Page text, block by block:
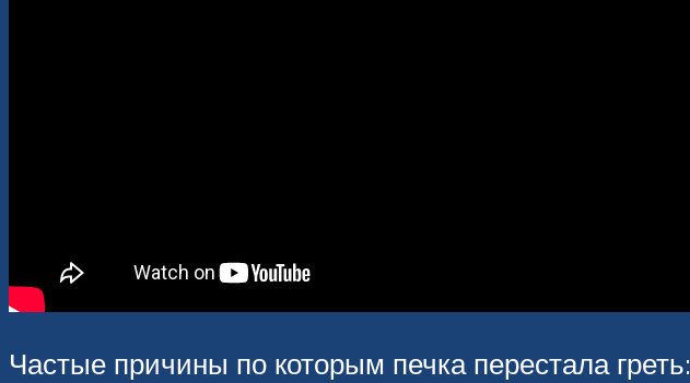
Частые причины по которым печка перестала греть: